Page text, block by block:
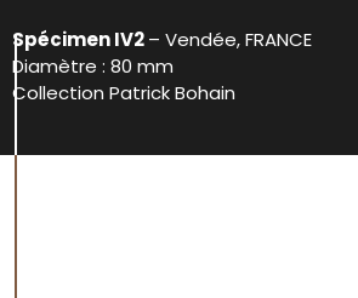
Spécimen IV2– Vendée, FRANCE
Diamètre : 80 mm
Collection Patrick Bohain